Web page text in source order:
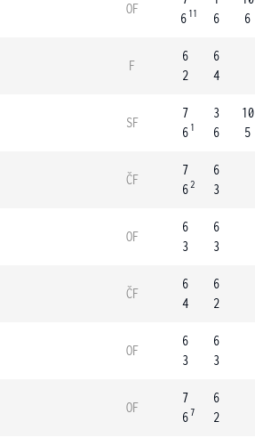
OF
6 11
6
6
F
6
2
6
4
SF
7
6 1
3
6
10
5
ČF
7
62
6
3
OF
6
3
6
3
ČF
6
4
6
2
OF
6
3
6
3
OF
7
67
6
2